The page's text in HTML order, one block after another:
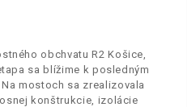
obchvatu R2 Košice,
sa blížime k posledným
mostoch sa zrealizovala
konštrukcie, izolácie